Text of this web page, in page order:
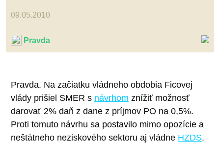
09.05.2010
Pravda
Pravda. Na začiatku vládneho obdobia Ficovej
vlády prišiel SMER s návrhom znížiť možnosť
darovať 2% daň z dane z príjmov PO na 0,5%.
Proti tomuto návrhu sa postavilo mimo opozície a
neštátneho neziskového sektoru aj vládne HZDS.